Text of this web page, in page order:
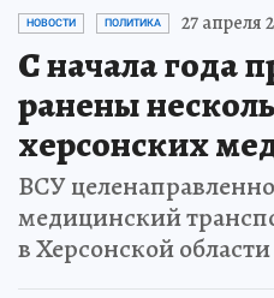
НОВОСТИ ПОЛИТИКА 27 апреля
С начала года
ранены
херсонских
ВСУ
медицинский
в Херсонской области